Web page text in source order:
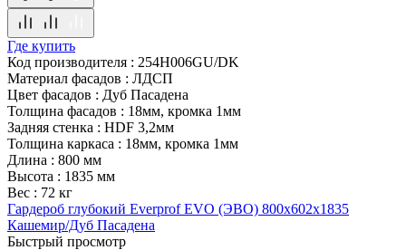
Где купить
Код производителя : 254H006GU/DK
Материал фасадов : ЛДСП
Цвет фасадов : Дуб Пасадена
Толщина фасадов : 18мм, кромка 1мм
Задняя стенка : HDF 3,2мм
Толщина каркаса : 18мм, кромка 1мм
Длина : 800 мм
Высота : 1835 мм
Вес : 72 кг
Гардероб глубокий Everprof EVO (ЭВО) 800х602x1835
Кашемир/Дуб Пасадена
Быстрый просмотр